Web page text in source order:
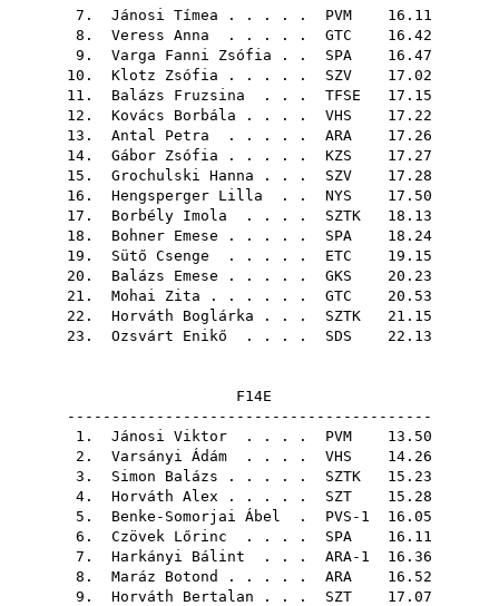
7. Jánosi Tímea . . . . . PVM 16.11
8. Veress Anna . . . . . GTC 16.42
9. Varga Fanni Zsófia . . SPA 16.47
10. Klotz Zsófia . . . . . SZV 17.02
11. Balázs Fruzsina . . . TFSE 17.15
12. Kovács Borbála . . . . VHS 17.22
13. Antal Petra . . . . . ARA 17.26
14. Gábor Zsófia . . . . . KZS 17.27
15. Grochulski Hanna . . . SZV 17.28
16. Hengsperger Lilla . . NYS 17.50
17. Borbély Imola . . . . SZTK 18.13
18. Bohner Emese . . . . . SPA 18.24
19. Sütő Csenge . . . . . ETC 19.15
20. Balázs Emese . . . . . GKS 20.23
21. Mohai Zita . . . . . . GTC 20.53
22. Horváth Boglárka . . . SZTK 21.15
23. Ozsvárt Enikő . . . . SDS 22.13
F14E
-----------------------------------------
1. Jánosi Viktor . . . . PVM 13.50
2. Varsányi Ádám . . . . VHS 14.26
3. Simon Balázs . . . . . SZTK 15.23
4. Horváth Alex . . . . . SZT 15.28
5. Benke-Somorjai Ábel . PVS-1 16.05
6. Czövek Lőrinc . . . . SPA 16.11
7. Harkányi Bálint . . . ARA-1 16.36
8. Maráz Botond . . . . . ARA 16.52
9. Horváth Bertalan . . . SZT 17.07